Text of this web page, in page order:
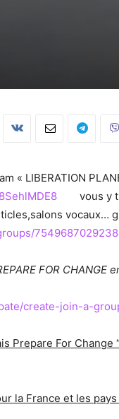
« LIBERATION
vous y
vocaux…
FOR CHANGE
create-join-a-
Prepare For Change
la France et les